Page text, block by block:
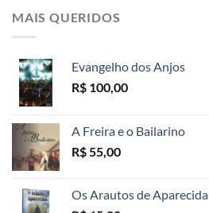
MAIS QUERIDOS
Evangelho dos Anjos
R$ 100,00
A Freira e o Bailarino
R$ 55,00
Os Arautos de Aparecida